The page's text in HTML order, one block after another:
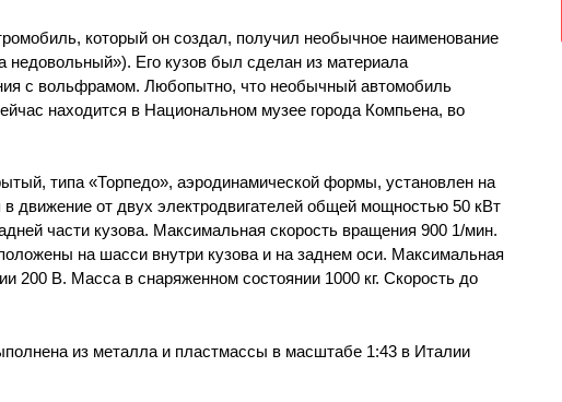
который он создал, получил необычное наименование
недовольный»). Его кузов был сделан из материала
с вольфрамом. Любопытно, что необычный автомобиль
находится в Национальном музее города Компьена, во
типа «Торпедо», аэродинамической формы, установлен на
движение от двух электродвигателей общей мощностью 50 кВт
части кузова. Максимальная скорость вращения 900 1/мин.
на шасси внутри кузова и на заднем оси. Максимальная
200 В. Масса в снаряженном состоянии 1000 кг. Скорость до
из металла и пластмассы в масштабе 1:43 в Италии